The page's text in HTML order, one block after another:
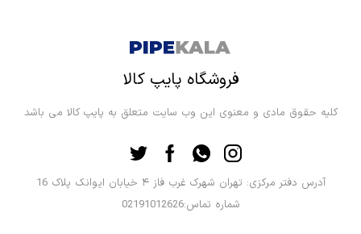
فروشگاه پایپ کالا
کلیه حقوق مادی و معنوی این وب سایت متعلق به پایپ کالا می باشد
آدرس دفتر مرکزی: تهران شهرک غرب فاز ۴ خیابان ایوانک پلاک 16
شماره تماس:02191012626